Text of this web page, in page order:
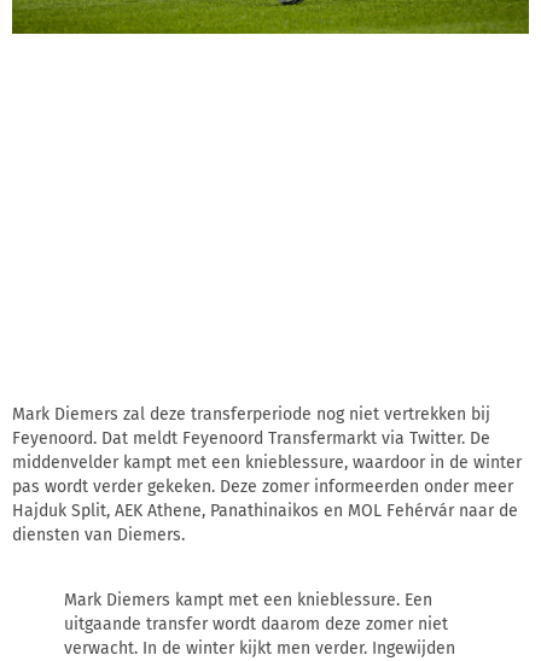
Mark Diemers zal deze transferperiode nog niet vertrekken bij
Feyenoord. Dat meldt Feyenoord Transfermarkt via Twitter. De
middenvelder kampt met een knieblessure, waardoor in de winter
pas wordt verder gekeken. Deze zomer informeerden onder meer
Hajduk Split, AEK Athene, Panathinaikos en MOL Fehérvár naar de
diensten van Diemers.
Mark Diemers kampt met een knieblessure. Een
uitgaande transfer wordt daarom deze zomer niet
verwacht. In de winter kijkt men verder. Ingewijden